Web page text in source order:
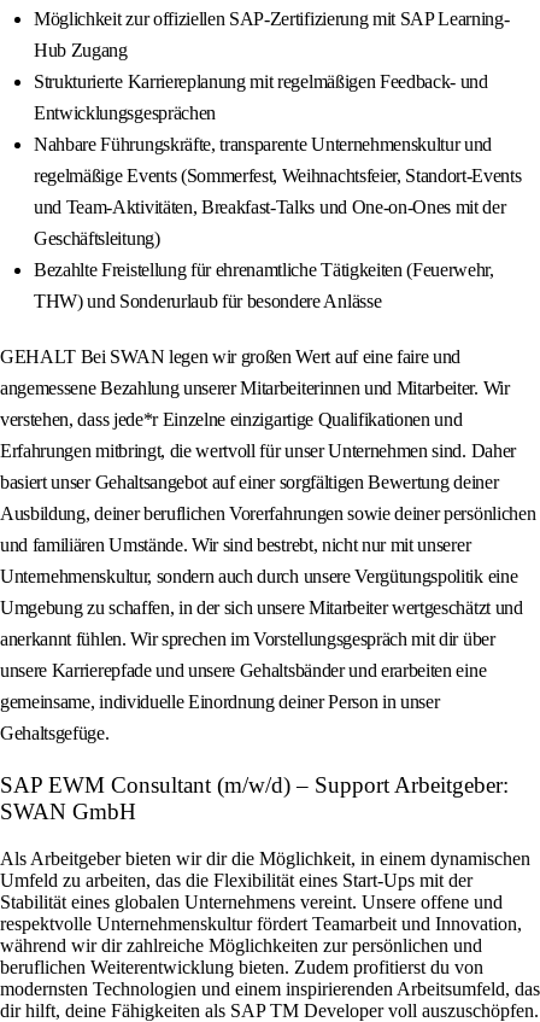
Möglichkeit zur offiziellen SAP-Zertifizierung mit SAP Learning-
Hub Zugang
Strukturierte Karriereplanung mit regelmäßigen Feedback- und
Entwicklungsgesprächen
Nahbare Führungskräfte, transparente Unternehmenskultur und
regelmäßige Events (Sommerfest, Weihnachtsfeier, Standort-Events
und Team-Aktivitäten, Breakfast-Talks und One-on-Ones mit der
Geschäftsleitung)
Bezahlte Freistellung für ehrenamtliche Tätigkeiten (Feuerwehr,
THW) und Sonderurlaub für besondere Anlässe
GEHALT Bei SWAN legen wir großen Wert auf eine faire und
angemessene Bezahlung unserer Mitarbeiterinnen und Mitarbeiter. Wir
verstehen, dass jede*r Einzelne einzigartige Qualifikationen und
Erfahrungen mitbringt, die wertvoll für unser Unternehmen sind. Daher
basiert unser Gehaltsangebot auf einer sorgfältigen Bewertung deiner
Ausbildung, deiner beruflichen Vorerfahrungen sowie deiner persönlichen
und familiären Umstände. Wir sind bestrebt, nicht nur mit unserer
Unternehmenskultur, sondern auch durch unsere Vergütungspolitik eine
Umgebung zu schaffen, in der sich unsere Mitarbeiter wertgeschätzt und
anerkannt fühlen. Wir sprechen im Vorstellungsgespräch mit dir über
unsere Karrierepfade und unsere Gehaltsbänder und erarbeiten eine
gemeinsame, individuelle Einordnung deiner Person in unser
Gehaltsgefüge.
SAP EWM Consultant (m/w/d) – Support Arbeitgeber:
SWAN GmbH
Als Arbeitgeber bieten wir dir die Möglichkeit, in einem dynamischen
Umfeld zu arbeiten, das die Flexibilität eines Start-Ups mit der
Stabilität eines globalen Unternehmens vereint. Unsere offene und
respektvolle Unternehmenskultur fördert Teamarbeit und Innovation,
während wir dir zahlreiche Möglichkeiten zur persönlichen und
beruflichen Weiterentwicklung bieten. Zudem profitierst du von
modernsten Technologien und einem inspirierenden Arbeitsumfeld, das
dir hilft, deine Fähigkeiten als SAP TM Developer voll auszuschöpfen.